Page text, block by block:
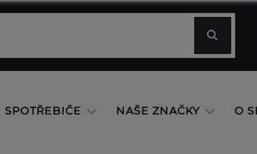
SPOTŘEBIČE NAŠE ZNAČKY O